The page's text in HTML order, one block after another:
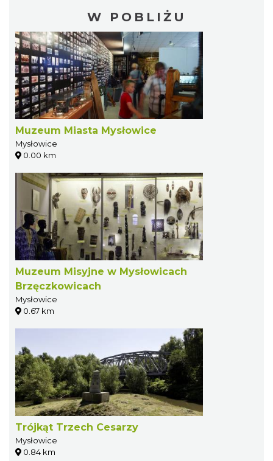
W POBLIŻU
Muzeum Miasta Mysłowice
Mysłowice
0.00 km
Muzeum Misyjne w Mysłowicach
Brzęczkowicach
Mysłowice
0.67 km
Trójkąt Trzech Cesarzy
Mysłowice
0.84 km